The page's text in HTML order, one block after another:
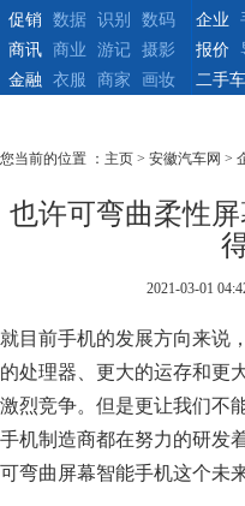
促销
数据 识别 数码
企业
商讯
商业 游记
摄影
金融
衣服 商家 画妆
报价
二手车
您当前的位置 ： 主页 > 安徽汽车网 >
也许可弯曲柔性
2021-03-01
就目前手机的发展方向来说
的处理器、更大的运存和更
激烈竞争。但是更让我们不
手机制造商都在努力的研发
可弯曲屏幕智能手机这个未